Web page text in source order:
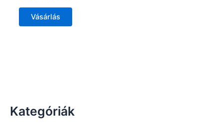
Kategóriák
Vásárlás